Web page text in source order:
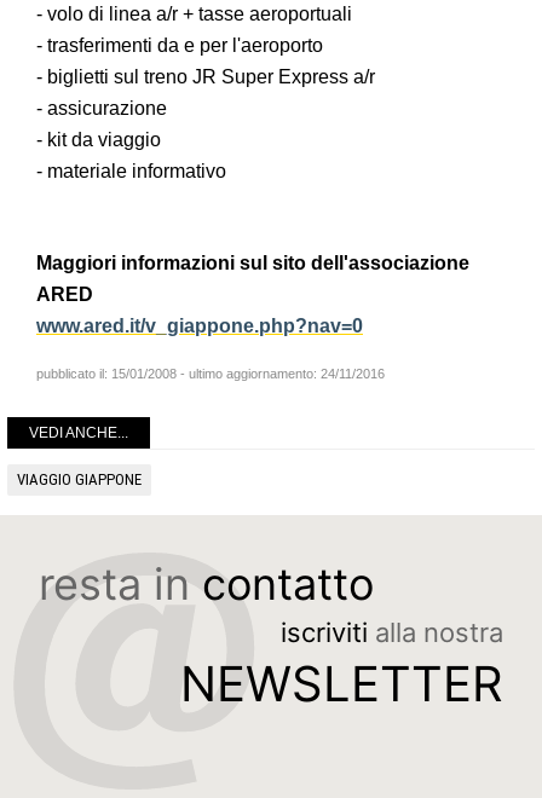
- volo di linea a/r + tasse aeroportuali
- trasferimenti da e per l'aeroporto
- biglietti sul treno JR Super Express a/r
- assicurazione
- kit da viaggio
- materiale informativo
Maggiori informazioni sul sito dell'associazione
ARED
www.ared.it/v_giappone.php?nav=0
pubblicato il: 15/01/2008 - ultimo aggiornamento: 24/11/2016
VEDI ANCHE...
VIAGGIO GIAPPONE
resta in contatto
iscriviti alla nostra
NEWSLETTER